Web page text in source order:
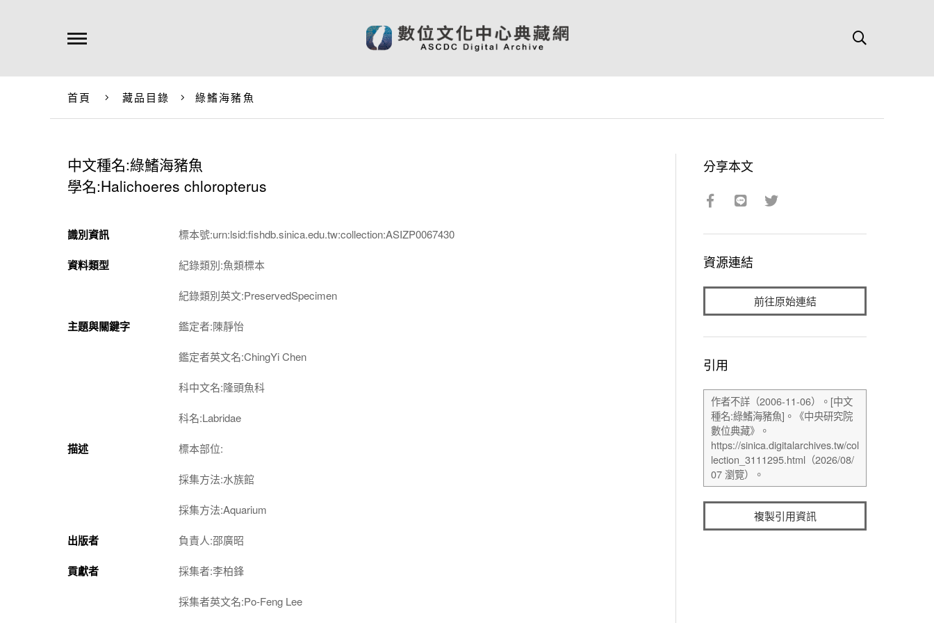
首頁 藏品目錄 綠鰭海豬魚
中文種名:綠鰭海豬魚
學名:Halichoeres chloropterus
識別資訊 標本號:urn:lsid:fishdb.sinica.edu.tw:collection:ASIZP0067430
資料類型 紀錄類別:魚類標本
紀錄類別英文:PreservedSpecimen
主題與關鍵字 鑑定者:陳靜怡
鑑定者英文名:ChingYi Chen
科中文名:隆頭魚科
科名:Labridae
描述 標本部位:
採集方法:水族館
採集方法:Aquarium
出版者 負責人:邵廣昭
貢獻者 採集者:李柏鋒
採集者英文名:Po-Feng Lee
分享本文
資源連結
前往原始連結
引用
複製引用資訊